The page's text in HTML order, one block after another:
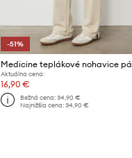
-51%
Aktuálna cena:
16,90 €
Bežná cena: 34,90 €
Najnižšia cena: 34,90 €